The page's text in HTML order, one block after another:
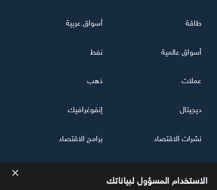
تابعنا
طاقة أسواق عربية
أسواق عالمية نفط
عملات ذهب
ديجيتال إنفوغرافيك
نشرات الاقتصاد برامج الاقتصاد
× الاستخدام المسؤول لبياناتك